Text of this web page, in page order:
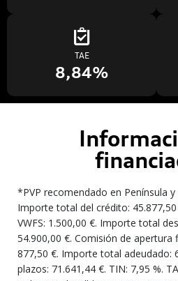
TAE
8,84%
*PVP recomendado en Península
Importe total del crédito:
VWFS: 1.500,00 €. Importe total
54.900,00 €. Comisión de apertura
877,50 €. Importe total adeudado:
plazos: 71.641,44 €. TIN: 7,95 %.